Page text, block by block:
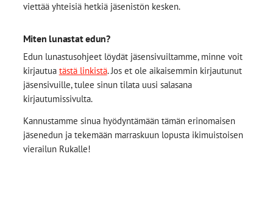
viettää yhteisiä hetkiä jäsenistön kesken.
Miten lunastat edun?
Edun lunastusohjeet löydät jäsensivuiltamme, minne voit
kirjautua tästä linkistä. Jos et ole aikaisemmin kirjautunut
jäsensivuille, tulee sinun tilata uusi salasana
kirjautumissivulta.
Kannustamme sinua hyödyntämään tämän erinomaisen
jäsenedun ja tekemään marraskuun lopusta ikimuistoisen
vierailun Rukalle!